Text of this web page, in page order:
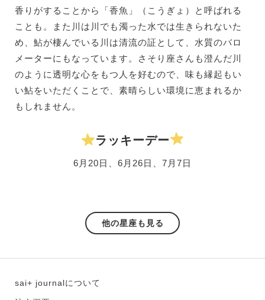
香りがすることから「香魚」（こうぎょ）と呼ばれる
ことも。また川は川でも濁った水では生きられないた
め、鮎が棲んでいる川は清流の証として、水質のバロ
メーターにもなっています。さそり座さんも澄んだ川
のように透明な心をもつ人を好むので、味も縁起もい
い鮎をいただくことで、素晴らしい環境に恵まれるか
もしれません。
ラッキーデー
6月20日、6月26日、7月7日
他の星座も見る
sai+ journalについて